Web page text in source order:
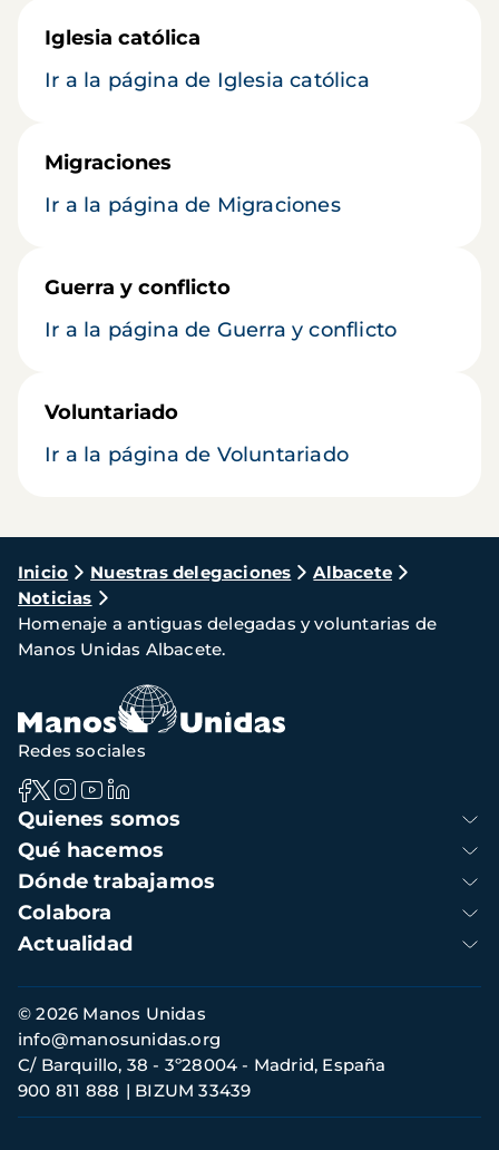
Iglesia católica
Ir a la página de Iglesia católica
Migraciones
Ir a la página de Migraciones
Guerra y conflicto
Ir a la página de Guerra y conflicto
Voluntariado
Ir a la página de Voluntariado
Ruta
de
navegación
Inicio Nuestras delegaciones
Albacete
Noticias
Homenaje a antiguas delegadas y voluntarias de
Manos Unidas Albacete.
Navegación
principal
Quienes somos
Qué hacemos
Dónde trabajamos
Colabora
Actualidad
Redes sociales
Información
de
contacto
© 2026 Manos Unidas
C/ Barquillo, 38 - 3º28004 - Madrid, España
900 811 888
BIZUM 33439
info@manosunidas.org